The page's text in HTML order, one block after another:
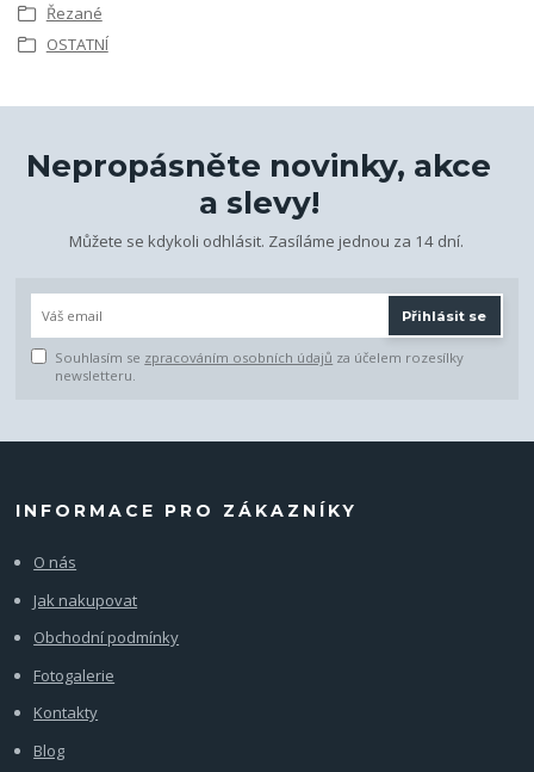
Řezané
OSTATNÍ
Nepropásněte novinky, akce
a slevy!
Můžete se kdykoli odhlásit. Zasíláme jednou za 14 dní.
Přihlásit se
Souhlasím se zpracováním osobních údajů za účelem rozesílky
newsletteru.
INFORMACE PRO ZÁKAZNÍKY
O nás
Jak nakupovat
Obchodní podmínky
Fotogalerie
Kontakty
Blog